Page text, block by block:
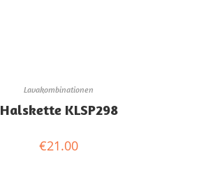
Lavakombinationen
Halskette KLSP298
€21.00